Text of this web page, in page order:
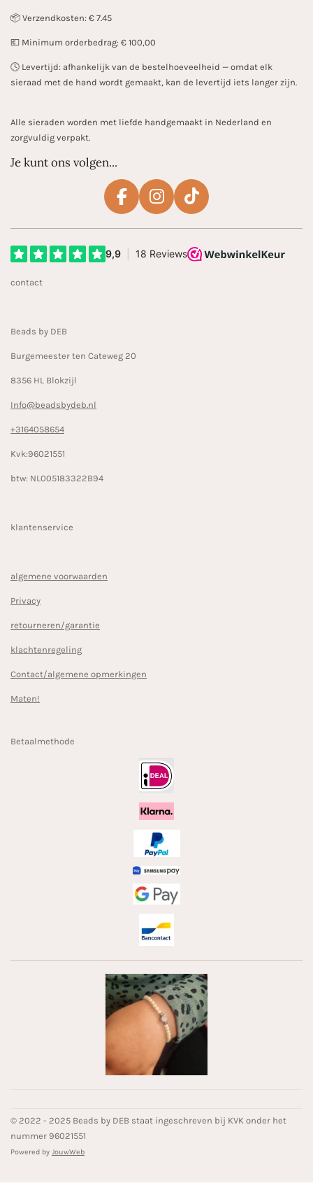
📦 Verzendkosten: € 7.45
💶 Minimum orderbedrag: € 100,00
🕓 Levertijd: afhankelijk van de bestelhoeveelheid — omdat elk
sieraad met de hand wordt gemaakt, kan de levertijd iets langer zijn.
Alle sieraden worden met liefde handgemaakt in Nederland en
zorgvuldig verpakt.
Je kunt ons volgen...
F
e
I
t
T
T
contact
Beads by DEB
Burgemeester ten Cateweg 20
8356 HL Blokzijl
Info@beadsbydeb.nl
+3164058654
Kvk:96021551
btw: NL005183322B94
klantenservice
algemene voorwaarden
Privacy
retourneren/garantie
klachtenregeling
Contact/algemene opmerkingen
Maten!
Betaalmethode
© 2022 - 2025 Beads by DEB staat ingeschreven bij KVK onder het
nummer 96021551
Powered by JouwWeb